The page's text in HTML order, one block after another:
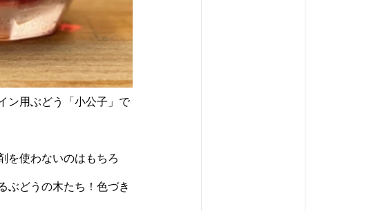
ン用ぶどう「小公子」で
を使わないのはもちろ
ぶどうの木たち！色づき